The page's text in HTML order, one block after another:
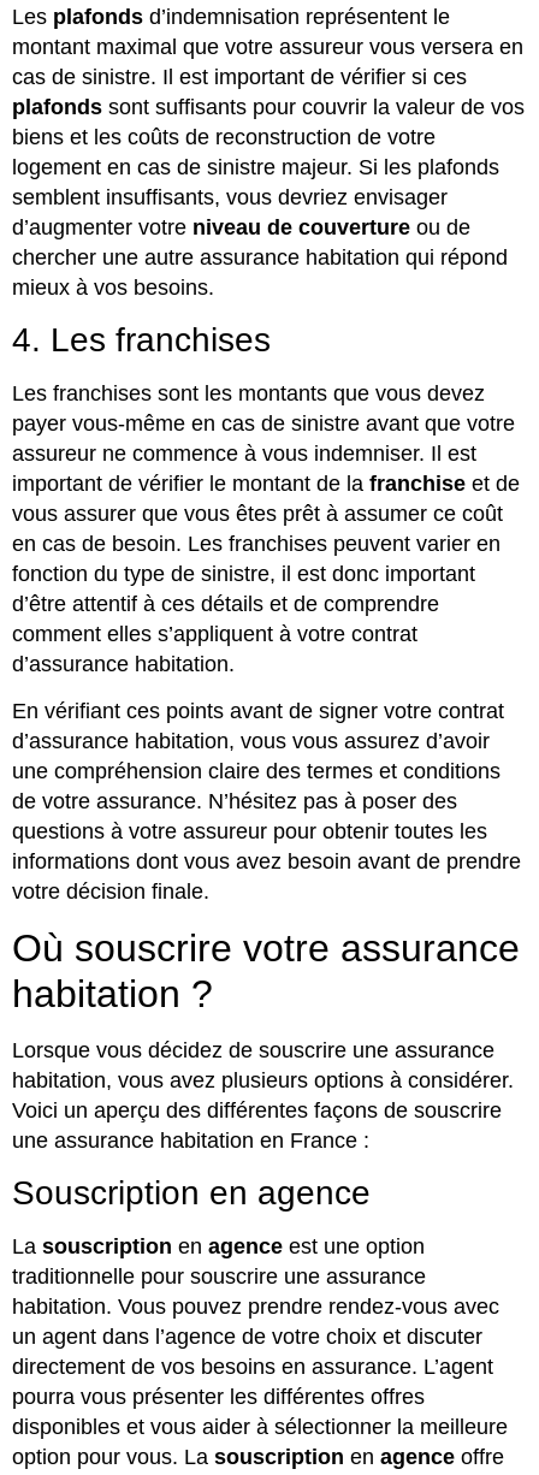
Les plafonds d’indemnisation représentent le
montant maximal que votre assureur vous versera en
cas de sinistre. Il est important de vérifier si ces
plafonds sont suffisants pour couvrir la valeur de vos
biens et les coûts de reconstruction de votre
logement en cas de sinistre majeur. Si les plafonds
semblent insuffisants, vous devriez envisager
d’augmenter votre niveau de couverture ou de
chercher une autre assurance habitation qui répond
mieux à vos besoins.
4. Les franchises
Les franchises sont les montants que vous devez
payer vous-même en cas de sinistre avant que votre
assureur ne commence à vous indemniser. Il est
important de vérifier le montant de la franchise et de
vous assurer que vous êtes prêt à assumer ce coût
en cas de besoin. Les franchises peuvent varier en
fonction du type de sinistre, il est donc important
d’être attentif à ces détails et de comprendre
comment elles s’appliquent à votre contrat
d’assurance habitation.
En vérifiant ces points avant de signer votre contrat
d’assurance habitation, vous vous assurez d’avoir
une compréhension claire des termes et conditions
de votre assurance. N’hésitez pas à poser des
questions à votre assureur pour obtenir toutes les
informations dont vous avez besoin avant de prendre
votre décision finale.
Où souscrire votre assurance
habitation ?
Lorsque vous décidez de souscrire une assurance
habitation, vous avez plusieurs options à considérer.
Voici un aperçu des différentes façons de souscrire
une assurance habitation en France :
Souscription en agence
La souscription en agence est une option
traditionnelle pour souscrire une assurance
habitation. Vous pouvez prendre rendez-vous avec
un agent dans l’agence de votre choix et discuter
directement de vos besoins en assurance. L’agent
pourra vous présenter les différentes offres
disponibles et vous aider à sélectionner la meilleure
option pour vous. La souscription en agence offre